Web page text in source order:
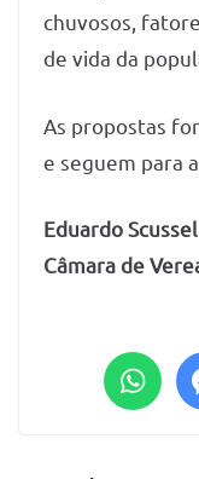
chuvosos,
de vida da
As propostas
e seguem para
Eduardo
Câmara de